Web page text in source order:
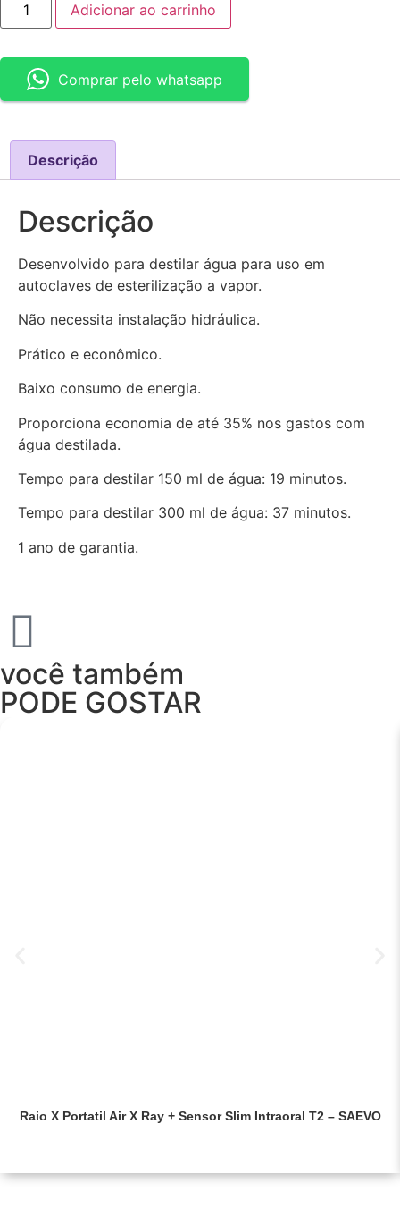
Adicionar ao carrinho
Comprar pelo whatsapp
Descrição
Descrição
Desenvolvido para destilar água para uso em
autoclaves de esterilização a vapor.
Não necessita instalação hidráulica.
Prático e econômico.
Baixo consumo de energia.
Proporciona economia de até 35% nos gastos com
água destilada.
Tempo para destilar 150 ml de água: 19 minutos.
Tempo para destilar 300 ml de água: 37 minutos.
1 ano de garantia.
você também
PODE GOSTAR
Raio X Portatil Air X Ray + Sensor Slim Intraoral T2 – SAEVO